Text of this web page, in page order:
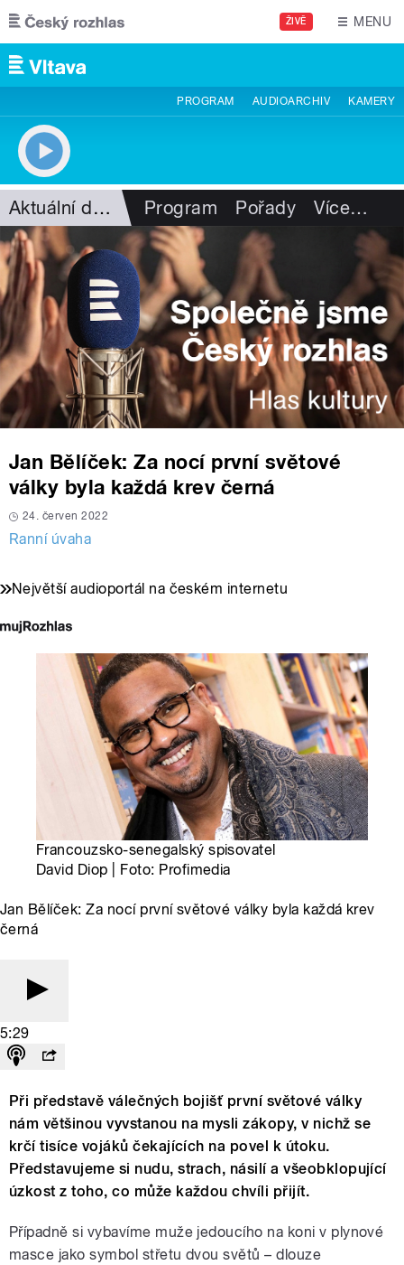
Přejít k hlavnímu obsahu
ŽIVĚ MENU
PROGRAM AUDIOARCHIV KAMERY
Aktuální dění Program Pořady Více…
Jan Bělíček: Za nocí první světové
války byla každá krev černá
24. červen 2022
Ranní úvaha
Největší audioportál na českém internetu
Francouzsko-senegalský spisovatel
David Diop | Foto: Profimedia
Jan Bělíček: Za nocí první světové války byla každá krev
černá
5:29
Při představě válečných bojišť první světové války
nám většinou vyvstanou na mysli zákopy, v nichž se
krčí tisíce vojáků čekajících na povel k útoku.
Představujeme si nudu, strach, násilí a všeobklopující
úzkost z toho, co může každou chvíli přijít.
Případně si vybavíme muže jedoucího na koni v plynové
masce jako symbol střetu dvou světů – dlouze